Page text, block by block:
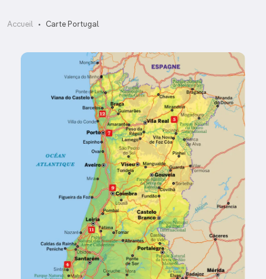
Accueil Carte Portugal